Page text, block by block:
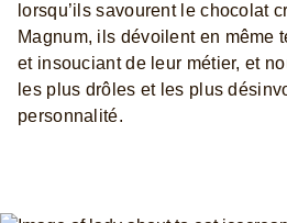
lorsqu’ils savourent le chocolat
Magnum, ils dévoilent en même
et insouciant de leur métier, et
les plus drôles et les plus
personnalité.